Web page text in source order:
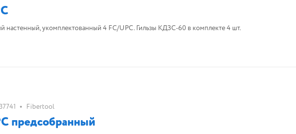
настенный, укомплектованный 4 FC/UPC. Гильзы КДЗС-60 в комплекте 4 шт.
• Fibertool
предсобранный